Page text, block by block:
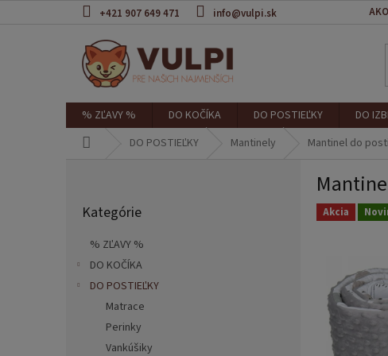
+421 907 649 471 info@vulpi.sk
% ZĽAVY % DO KOČÍKA DO POSTIEĽKY DO
DO POSTIEĽKY Mantinely Mantinel do
kategórie
Kategórie
% ZĽAVY %
DO KOČÍKA
DO POSTIEĽKY
Matrace
Perinky
Vankúšiky
Akcia